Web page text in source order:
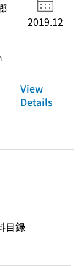
2019.12
View
Details
目録